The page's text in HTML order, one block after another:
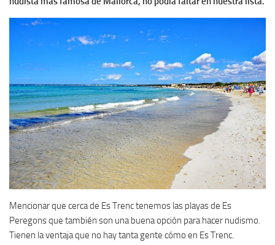
Mencionar que cerca de Es Trenc tenemos las playas de Es
Peregons que también son una buena opción para hacer nudismo.
Tienen la ventaja que no hay tanta gente cómo en Es Trenc.